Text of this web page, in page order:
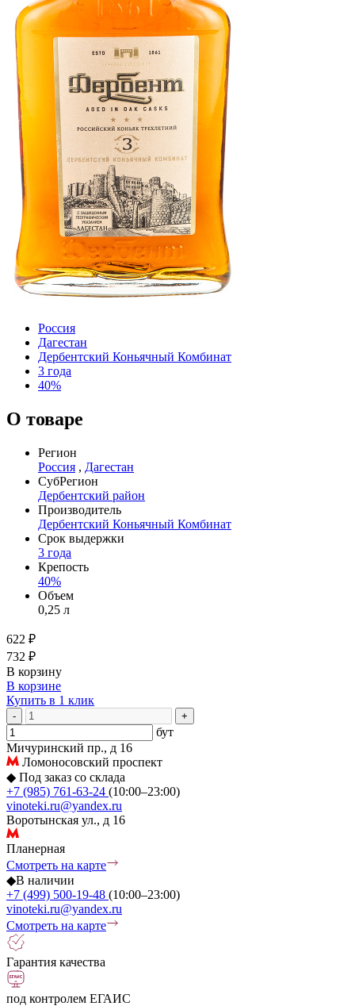
Россия
Дагестан
Дербентский Коньячный Комбинат
3 года
40%
О товаре
Регион
Россия , Дагестан
СубРегион
Дербентский район
Производитель
Дербентский Коньячный Комбинат
Срок выдержки
3 года
Крепость
40%
Объем
0,25 л
622 ₽
732 ₽
В корзину
В корзине
Купить в 1 клик
- +
бут
Мичуринский пр., д 16
Ломоносовский проспект
◆ Под заказ со склада
+7 (985) 761-63-24 (10:00–23:00)
vinoteki.ru@yandex.ru
Воротынская ул., д 16
Планерная
Смотреть на карте
◆В наличии
+7 (499) 500-19-48 (10:00–23:00)
vinoteki.ru@yandex.ru
Смотреть на карте
Гарантия качества
под контролем ЕГАИС